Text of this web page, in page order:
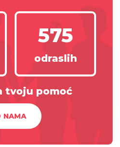
575
odraslih
tvoju pomoć
NAMA